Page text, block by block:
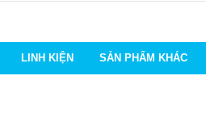
LINH KIỆN SẢN PHẨM KHÁC